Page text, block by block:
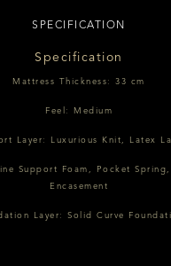
SPECIFICATION
Specification
Mattress Thickness: 33 cm
Feel: Medium
Layer: Luxurious Knit, Latex
Support Foam, Pocket
Encasement
Layer: Solid Curve